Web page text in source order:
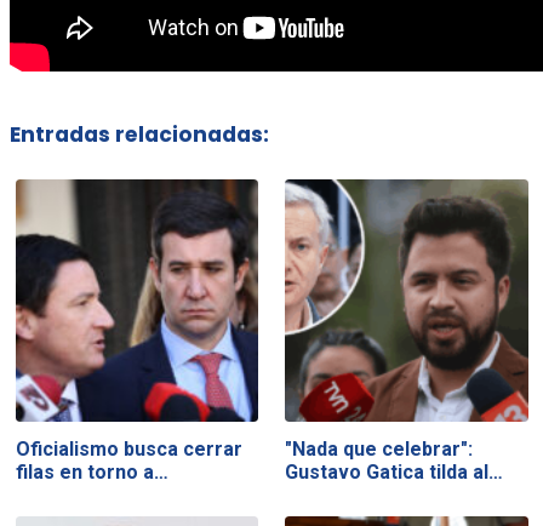
Entradas relacionadas:
Oficialismo busca cerrar
filas en torno a…
"Nada que celebrar":
Gustavo Gatica tilda al…